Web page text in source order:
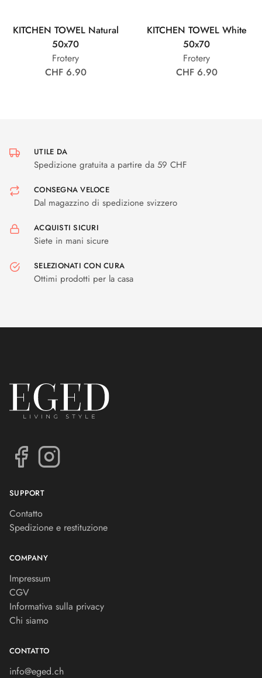
KITCHEN TOWEL Natural
50x70
Frotery
CHF 6.90
KITCHEN TOWEL White
50x70
Frotery
CHF 6.90
UTILE DA
Spedizione gratuita a partire da 59 CHF
CONSEGNA VELOCE
Dal magazzino di spedizione svizzero
ACQUISTI SICURI
Siete in mani sicure
SELEZIONATI CON CURA
Ottimi prodotti per la casa
SUPPORT
Contatto
Spedizione e restituzione
COMPANY
Impressum
CGV
Informativa sulla privacy
Chi siamo
CONTATTO
info@eged.ch